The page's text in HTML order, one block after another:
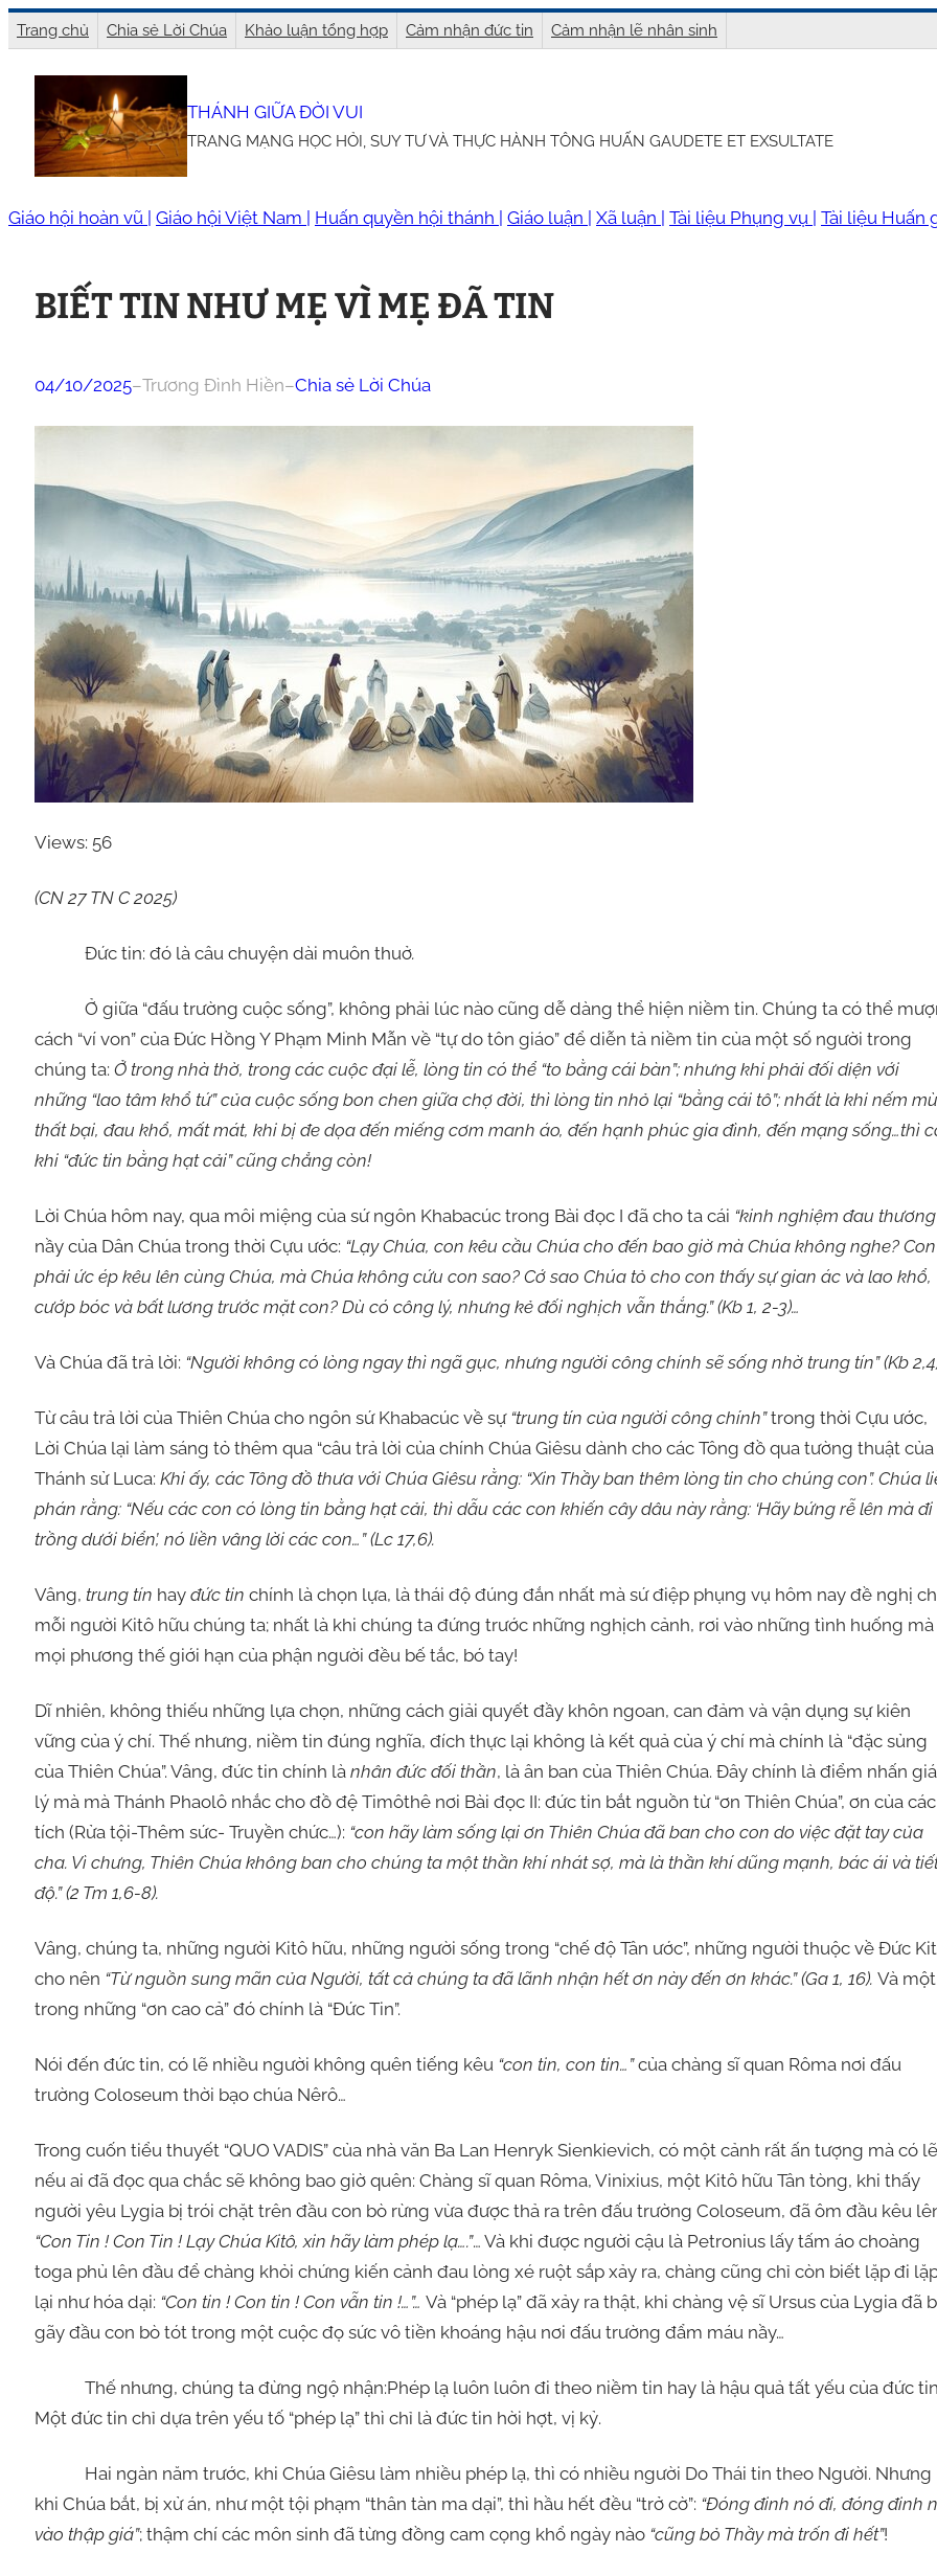
Chuyển
đến
dung
Trang chủ Chia sẻ Lời Chúa Khảo luận tổng hợp Cảm nhận đức tin Cảm nhận lẽ nhân sinh
THÁNH GIỮA ĐỜI VUI
TRANG MẠNG HỌC HỎI, SUY TƯ VÀ THỰC HÀNH TÔNG HUẤN GAUDETE ET EXSULTATE
Giáo hội hoàn vũ | Giáo hội Việt Nam | Huấn quyền hội thánh | Giáo luận | Xã luận | Tài liệu Phụng vụ | Tài liệu Huấn
BIẾT TIN NHƯ MẸ VÌ MẸ ĐÃ TIN
04/10/2025–Trương Đình Hiền–Chia sẻ Lời Chúa
Views: 56
(CN 27 TN C 2025)
Đức tin: đó là câu chuyện dài muôn thuở.
Ở giữa “đấu trường cuộc sống”, không phải lúc nào cũng dễ dàng thể hiện niềm tin. Chúng ta có thể
cách “ví von” của Đức Hồng Y Phạm Minh Mẫn về “tự do tôn giáo” để diễn tả niềm tin của một số người trong
chúng ta: Ở trong nhà thờ, trong các cuộc đại lễ, lòng tin có thể “to bằng cái bàn”; nhưng khi phải đối diện với
những “lao tâm khổ tứ” của cuộc sống bon chen giữa chợ đời, thì lòng tin nhỏ lại “bằng cái tô”; nhất là khi nếm
thất bại, đau khổ, mất mát, khi bị đe dọa đến miếng cơm manh áo, đến hạnh phúc gia đình, đến mạng sống…thì
khi “đức tin bằng hạt cải” cũng chẳng còn!
Lời Chúa hôm nay, qua môi miệng của sứ ngôn Khabacúc trong Bài đọc I đã cho ta cái “kinh nghiệm đau
nầy của Dân Chúa trong thời Cựu ước: “Lạy Chúa, con kêu cầu Chúa cho đến bao giờ mà Chúa không nghe? Con
phải ức ép kêu lên cùng Chúa, mà Chúa không cứu con sao? Cớ sao Chúa tỏ cho con thấy sự gian ác và lao khổ,
cướp bóc và bất lương trước mặt con? Dù có công lý, nhưng kẻ đối nghịch vẫn thắng.” (Kb 1, 2-3)…
Và Chúa đã trả lời: “Người không có lòng ngay thì ngã gục, nhưng người công chính sẽ sống nhờ trung tín” (Kb
Từ câu trả lời của Thiên Chúa cho ngôn sứ Khabacúc về sự “trung tín của người công chính”trong thời Cựu ước,
Lời Chúa lại làm sáng tỏ thêm qua “câu trả lời của chính Chúa Giêsu dành cho các Tông đồ qua tường thuật của
Thánh sử Luca: Khi ấy, các Tông đồ thưa với Chúa Giêsu rằng: “Xin Thầy ban thêm lòng tin cho chúng con”. Chúa
phán rằng: “Nếu các con có lòng tin bằng hạt cải, thì dẫu các con khiến cây dâu này rằng: ‘Hãy bứng rễ lên mà đi
trồng dưới biển’, nó liền vâng lời các con…” (Lc 17,6).
Vâng, trung tín hay đức tin chính là chọn lựa, là thái độ đúng đắn nhất mà sứ điệp phụng vụ hôm nay đề nghị
mỗi người Kitô hữu chúng ta; nhất là khi chúng ta đứng trước những nghịch cảnh, rơi vào những tình huống mà
mọi phương thế giới hạn của phận người đều bế tắc, bó tay!
Dĩ nhiên, không thiếu những lựa chọn, những cách giải quyết đầy khôn ngoan, can đảm và vận dụng sự kiên
vững của ý chí. Thế nhưng, niềm tin đúng nghĩa, đích thực lại không là kết quả của ý chí mà chính là “đặc sủng
của Thiên Chúa”. Vâng, đức tin chính là nhân đức đối thần, là ân ban của Thiên Chúa. Đây chính là điểm nhấn
lý mà mà Thánh Phaolô nhắc cho đồ đệ Timôthê nơi Bài đọc II: đức tin bắt nguồn từ “ơn Thiên Chúa”, ơn của
tích (Rửa tội-Thêm sức- Truyền chức…): “con hãy làm sống lại ơn Thiên Chúa đã ban cho con do việc đặt tay của
cha. Vì chưng, Thiên Chúa không ban cho chúng ta một thần khí nhát sợ, mà là thần khí dũng mạnh, bác ái và
độ.” (2 Tm 1,6-8).
Vâng, chúng ta, những người Kitô hữu, những người sống trong “chế độ Tân ước”, những người thuộc về Đức
cho nên “Từ nguồn sung mãn của Người, tất cả chúng ta đã lãnh nhận hết ơn này đến ơn khác.” (Ga 1, 16). Và một
trong những “ơn cao cả” đó chính là “Đức Tin”.
Nói đến đức tin, có lẽ nhiều người không quên tiếng kêu “con tin, con tin…”của chàng sĩ quan Rôma nơi đấu
trường Coloseum thời bạo chúa Nêrô…
Trong cuốn tiểu thuyết “QUO VADIS” của nhà văn Ba Lan Henryk Sienkievich, có một cảnh rất ấn tượng mà có lẽ
nếu ai đã đọc qua chắc sẽ không bao giờ quên: Chàng sĩ quan Rôma, Vinixius, một Kitô hữu Tân tòng, khi thấy
người yêu Lygia bị trói chặt trên đầu con bò rừng vừa được thả ra trên đấu trường Coloseum, đã ôm đầu kêu
“Con Tin ! Con Tin ! Lạy Chúa Kitô, xin hãy làm phép lạ….”… Và khi được người cậu là Petronius lấy tấm áo choàng
toga phủ lên đầu để chàng khỏi chứng kiến cảnh đau lòng xé ruột sắp xảy ra, chàng cũng chỉ còn biết lặp đi
lại như hóa dại: “Con tin ! Con tin ! Con vẫn tin !…”… Và “phép lạ” đã xảy ra thật, khi chàng vệ sĩ Ursus của Lygia đã
gãy đầu con bò tót trong một cuộc đọ sức vô tiền khoáng hậu nơi đấu trường đẩm máu nầy…
Thế nhưng, chúng ta đừng ngộ nhận:Phép lạ luôn luôn đi theo niềm tin hay là hậu quả tất yếu của đức
Một đức tin chỉ dựa trên yếu tố “phép lạ” thì chỉ là đức tin hời hợt, vị kỷ.
Hai ngàn năm trước, khi Chúa Giêsu làm nhiều phép lạ, thì có nhiều người Do Thái tin theo Người. Nhưng
khi Chúa bắt, bị xử án, như một tội phạm “thân tàn ma dại”, thì hầu hết đều “trở cờ”: “Đóng đinh nó đi, đóng đinh
vào thập giá”; thậm chí các môn sinh đã từng đồng cam cọng khổ ngày nào “cũng bỏ Thầy mà trốn đi hết”!